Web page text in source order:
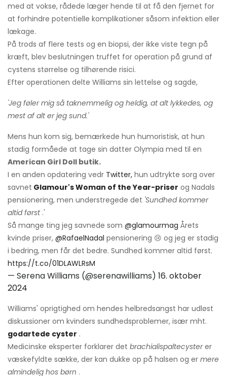
med at vokse, rådede læger hende til at få den fjernet for
at forhindre potentielle komplikationer såsom infektion eller
lækage.
På trods af flere tests og en biopsi, der ikke viste tegn på
kræft, blev beslutningen truffet for operation på grund af
cystens størrelse og tilhørende risici.
Efter operationen delte Williams sin lettelse og sagde,
'Jeg føler mig så taknemmelig og heldig, at alt lykkedes, og
mest af alt er jeg sund.'
Mens hun kom sig, bemærkede hun humoristisk, at hun
stadig formåede at tage sin datter Olympia med til en
American Girl Doll butik.
I en anden opdatering vedr Twitter, hun udtrykte sorg over
savnet Glamour's Woman of the Year-priser og Nadals
pensionering, men understregede det 'Sundhed kommer
altid først.'
Så mange ting jeg savnede som @glamourmag Årets
kvinde priser, @RafaelNadal pensionering 😢 og jeg er stadig
i bedring, men får det bedre. Sundhed kommer altid først.
https://t.co/01DLAWLRsM
— Serena Williams (@serenawilliams) 16. oktober
2024
Williams' oprigtighed om hendes helbredsangst har udløst
diskussioner om kvinders sundhedsproblemer, især mht.
godartede cyster .
Medicinske eksperter forklarer det brachialispaltecysterer
væskefyldte sække, der kan dukke op på halsen og er mere
almindelig hos børn .